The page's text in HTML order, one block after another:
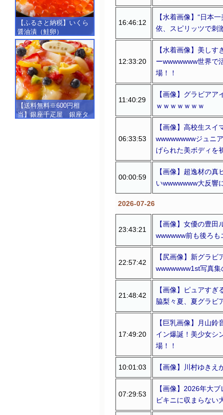
【ふるさと納税】いくら
醤油漬（鮭卵）
【500g（250g×2）】
【送料無料※600円相
当】銀座千疋屋 銀座タ
16:46:12
【水着画像】“日本
依、スピリッツで刺
12:33:20
【水着画像】美し
ーwwwwwww世界で
場！！
11:40:29
【画像】グラビア
ｗｗｗｗｗｗｗ
06:33:53
【画像】高校生ス
wwwwwwwwジュニ
げられた美ボディを
00:00:59
【画像】超逸材の
いwwwwwww大反響
2026-07-26
23:43:21
【画像】女優の豊
wwwwww前も後ろ
22:57:42
【尻画像】新グラ
wwwwwww1st写真
21:48:42
【画像】ピュアす
脇梨々夏、夏グラビ
17:49:20
【巨乳画像】月山
イン爆誕！美少女シ
場！！
10:01:03 【画像】川村ゆき
07:29:53
【画像】2026年大
ビキニに収まらない